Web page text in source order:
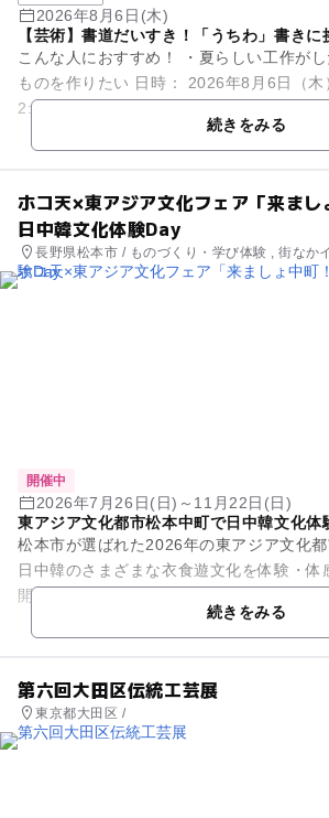
2026年8月6日(木)
【芸術】書道だいすき！「うちわ」書きに
こんな人におすすめ！ ・夏らしい工作がしたい ・おしゃれな
ものを作りたい 日時： 2026年8月6日（木） 1回目：11:00〜1
2:00（受付開始 10:50) 2回目：13...
続きをみる
ホコ天×東アジア文化フェア「来まし
日中韓文化体験Day
長野県松本市 / ものづくり・学び体験 , 街なか
開催中
2026年7月26日(日)～11月22日(日)
東アジア文化都市松本中町で日中韓文化体
松本市が選ばれた2026年の東アジア文化
日中韓のさまざまな衣食遊文化を体験・体
開催する。各国の伝統遊び・民族衣装着付
器の演奏・書道の体験の...続きをみる
第六回大田区伝統工芸展
東京都大田区 /